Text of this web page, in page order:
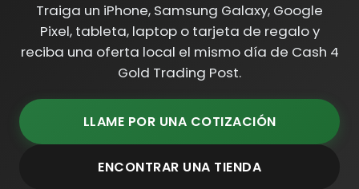
Traiga un iPhone, Samsung Galaxy, Google
Pixel, tableta, laptop o tarjeta de regalo y
reciba una oferta local el mismo día de Cash 4
Gold Trading Post.
LLAME POR UNA COTIZACIÓN
ENCONTRAR UNA TIENDA